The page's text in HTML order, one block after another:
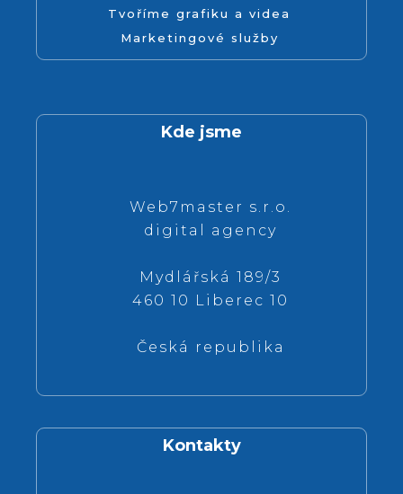
Tvoříme grafiku a videa
Marketingové služby
Kde jsme
Web7master s.r.o.
digital agency
Mydlářská 189/3
460 10 Liberec 10
Česká republika
Kontakty